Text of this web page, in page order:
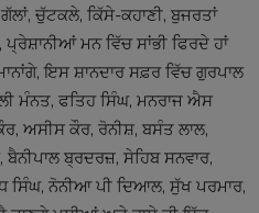
ਚੁੱਟਕਲੇ, ਕਿੱਸੇ-ਕਹਾਣੀ, ਬੁਜਰਤਾਂ
ਮਨ ਵਿੱਚ ਸਾਂਭੀ ਫਿਰਦੇ ਹਾਂ
ਇਸ ਸ਼ਾਨਦਾਰ ਸਫ਼ਰ ਵਿੱਚ ਗੁਰਪਾਲ
ਮੰਨਤ, ਫਤਿਹ ਸਿੰਘ, ਮਨਰਾਜ ਐਸ
ਅਸੀਸ ਕੌਰ, ਰੋਨੀਸ਼, ਬਸੰਤ ਲਾਲ,
ਬ੍ਰਦਰਜ਼, ਸੇਹਿਬ ਸਨਵਾਰ,
ਸਿੰਘ, ਨੋਨੀਆ ਪੀ ਦਿਆਲ, ਸੁੱਖ ਪਰਮਾਰ,